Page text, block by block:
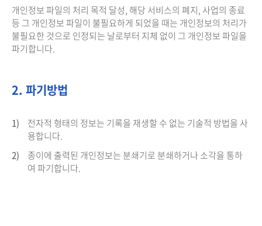
개인정보 파일의 처리 목적 달성, 해당 서비스의 폐지, 사업의 종료
등 그 개인정보 파일이 불필요하게 되었을 때는 개인정보의 처리가
불필요한 것으로 인정되는 날로부터 지체 없이 그 개인정보 파일을
파기합니다.
2. 파기방법
1)
전자적 형태의 정보는 기록을 재생할 수 없는 기술적 방법을 사
용합니다.
2)
종이에 출력된 개인정보는 분쇄기로 분쇄하거나 소각을 통하
여 파기합니다.